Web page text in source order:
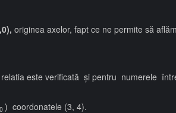
originea axelor, fapt ce ne permite să
este verificată și pentru numerele
0 ) coordonatele (3, 4).